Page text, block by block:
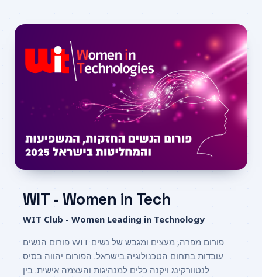
WIT - Women in Tech
WIT Club - Women Leading in Technology
פורום הנשים WIT פורום מפרה, מעצים ומגבש של נשים
עובדות בתחום הטכנולוגיה בישראל. הפורום יהווה בסיס
לנטוורקינג ויקנה כלים למנהיגות והעצמה אישית. בין